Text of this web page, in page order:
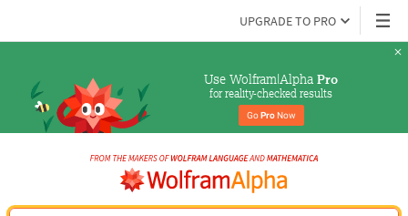
UPGRADE TO PRO
Use Wolfram|Alpha Pro
for reality-checked results
Go Pro Now